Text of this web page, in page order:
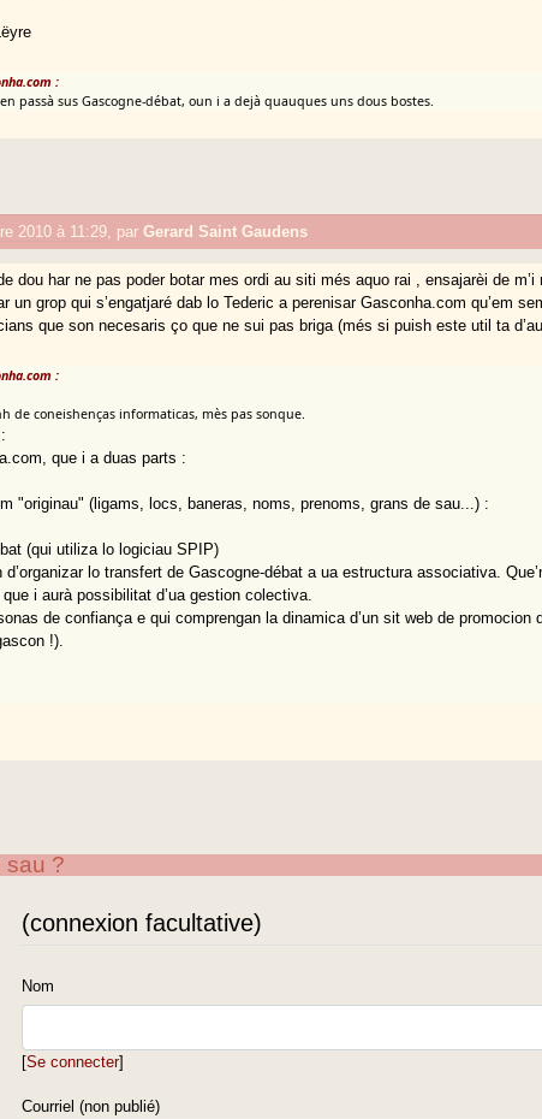
:
passà sus Gascogne-débat, oun i a dejà quauques uns dous bostes.
2010 à 11:29 parGerard Saint Gaudens
dou har ne pas poder botar mes ordi au siti més aquo rai , ensajarèi de m’i
un grop qui s’engatjaré dab lo Tederic a perenisar Gasconha.com qu’em
que son necesaris ço que ne sui pas briga (més si puish este util ta
:
de coneishenças informaticas, mès pas sonque.
que i a duas parts :
"originau" (ligams, locs, baneras, noms, prenoms, grans de sau...) :
(qui utiliza lo logiciau SPIP)
d’organizar lo transfert de Gascogne-débat a ua estructura associativa.
i aurà possibilitat d’ua gestion colectiva.
de confiança e qui comprengan la dinamica d’un sit web de promocion
!).
sau ?
(connexion facultative)
Nom
[Se connecter]
Courriel (non publié)